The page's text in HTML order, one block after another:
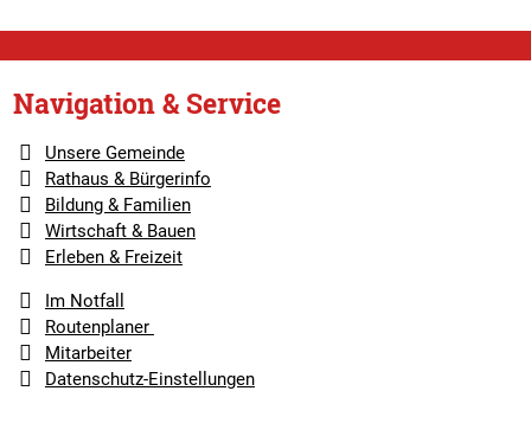
Navigation & Service
Unsere Gemeinde
Rathaus & Bürgerinfo
Bildung & Familien
Wirtschaft & Bauen
Erleben & Freizeit
Im Notfall
Routenplaner
Mitarbeiter
Datenschutz-Einstellungen